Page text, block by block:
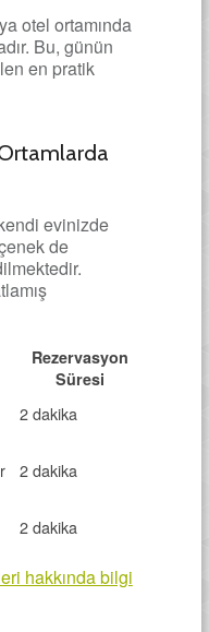
otel ortamında
Bu, günün
en pratik
evinizde
de
Rezervasyon
Süresi
2 dakika
2 dakika
2 dakika
hakkında bilgi